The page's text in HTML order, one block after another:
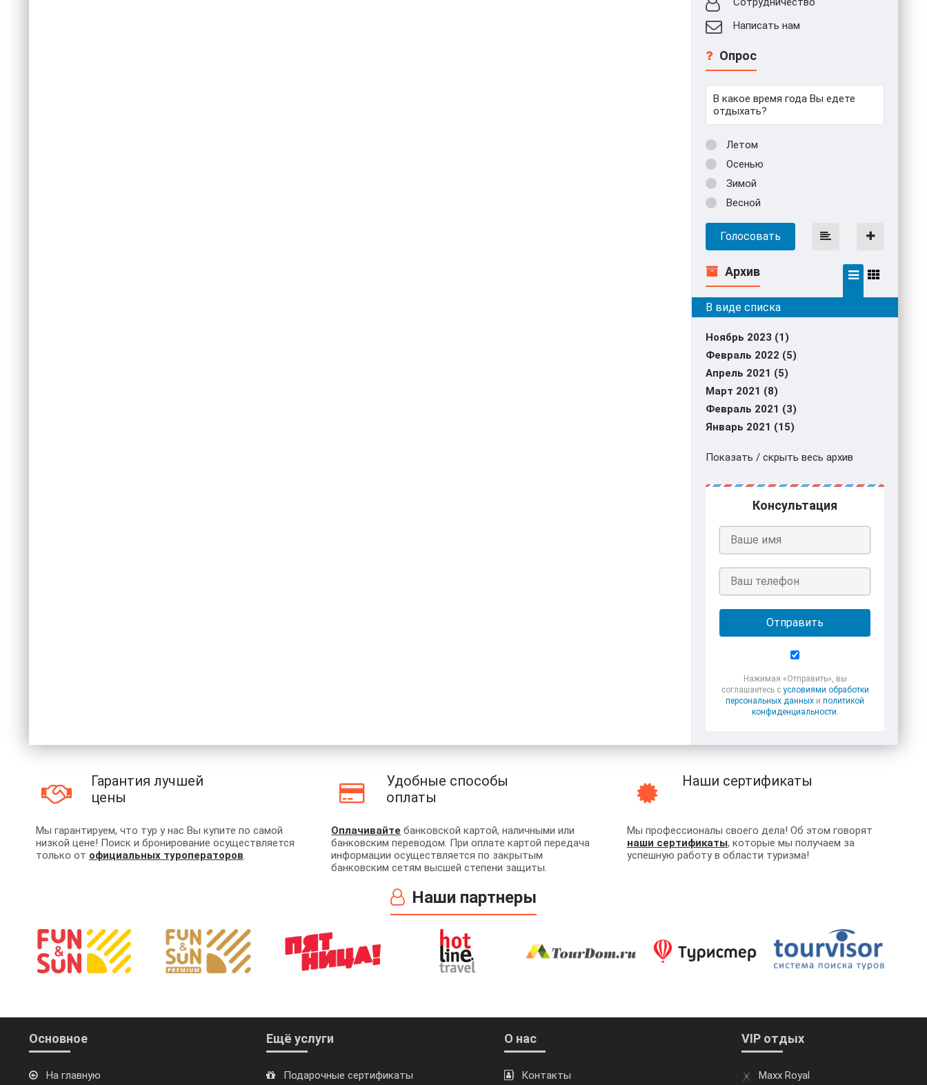
Написать нам
Опрос
В какое время года Вы едете
отдыхать?
Летом
Осенью
Зимой
Весной
Голосовать
Архив
Ноябрь 2023 (1)
Февраль 2022 (5)
Апрель 2021 (5)
Март 2021 (8)
Февраль 2021 (3)
Январь 2021 (15)
Показать / скрыть весь архив
Консультация
Отправить
Нажимая «Отправить», вы
соглашаетесь с условиями обработки
персональных данных и политикой
конфиденциальности.
Гарантия лучшей
цены
Мы гарантируем, что тур у нас Вы купите по самой
низкой цене! Поиск и бронирование осуществляется
только от официальных туроператоров.
Удобные способы
оплаты
Оплачивайте банковской картой, наличными или
банковским переводом. При оплате картой передача
информации осуществляется по закрытым
банковским сетям высшей степени защиты.
Наши сертификаты
Мы профессионалы своего дела! Об этом говорят
наши сертификаты, которые мы получаем за
успешную работу в области туризма!
Наши партнеры
Основное
На главную
Ещё услуги
Подарочные сертификаты
О нас
Контакты
VIP отдых
Maxx Royal